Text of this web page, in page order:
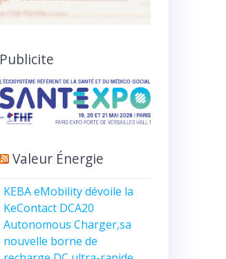
Publicite
Valeur Énergie
KEBA eMobility dévoile la
KeContact DCA20
Autonomous Charger,sa
nouvelle borne de